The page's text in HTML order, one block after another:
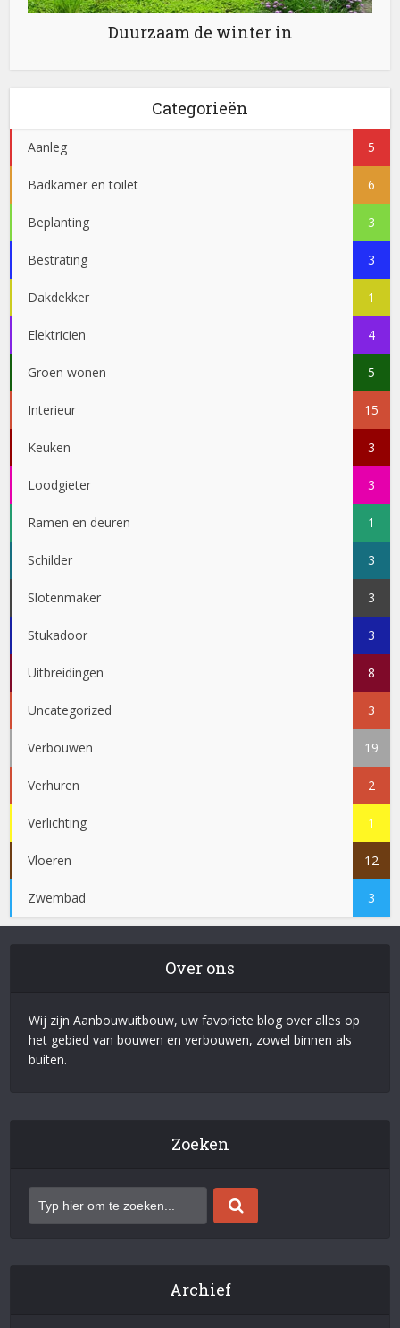
Duurzaam de winter in
Categorieën
Aanleg 5
Badkamer en toilet 6
Beplanting 3
Bestrating 3
Dakdekker 1
Elektricien 4
Groen wonen 5
Interieur 15
Keuken 3
Loodgieter 3
Ramen en deuren 1
Schilder 3
Slotenmaker 3
Stukadoor 3
Uitbreidingen 8
Uncategorized 3
Verbouwen 19
Verhuren 2
Verlichting 1
Vloeren 12
Zwembad 3
Over ons
Wij zijn Aanbouwuitbouw, uw favoriete blog over alles op
het gebied van bouwen en verbouwen, zowel binnen als
buiten.
Zoeken
Archief